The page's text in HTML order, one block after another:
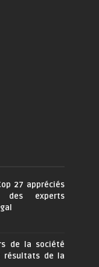
27 appréciés
des experts
de la société
résultats de la